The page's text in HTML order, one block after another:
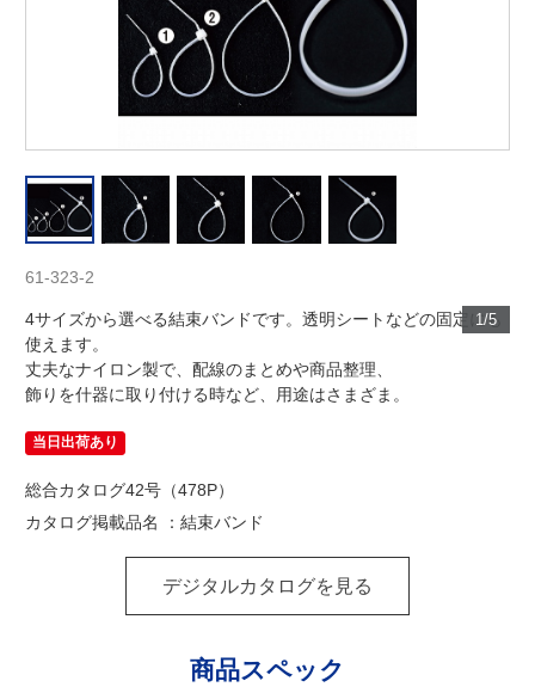
1/5
61-323-2
4サイズから選べる結束バンドです。透明シートなどの固定にも
使えます。
丈夫なナイロン製で、配線のまとめや商品整理、
飾りを什器に取り付ける時など、用途はさまざま。
当日出荷あり
総合カタログ42号（478P）
カタログ掲載品名 ：結束バンド
デジタルカタログを見る
商品スペック